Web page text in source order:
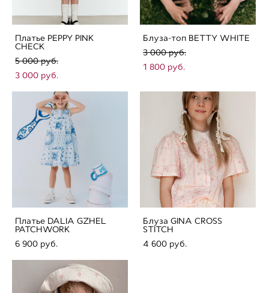
Платье PEPPY PINK
CHECK
5 000 pуб.
3 000 pуб.
Блуза-топ BETTY WHITE
3 000 pуб.
1 800 pуб.
Платье DALIA GZHEL
PATCHWORK
6 900 pуб.
Блуза GINA CROSS
STITCH
4 600 pуб.